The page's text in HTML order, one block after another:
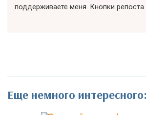
поддерживаете меня. Кнопки репоста
Еще немного интересного: